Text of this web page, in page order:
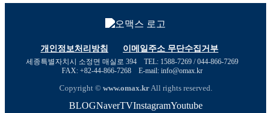
개인정보처리방침 이메일주소 무단수집거부
세종특별자치시 소정면 매실로 394
TEL: 1588-7269 / 044-866-7269
FAX: +82-44-866-7268
E-mail: info@omax.kr
Copyright © www.omax.krAll rights reserved.
BLOGNaverTVInstagramYoutube